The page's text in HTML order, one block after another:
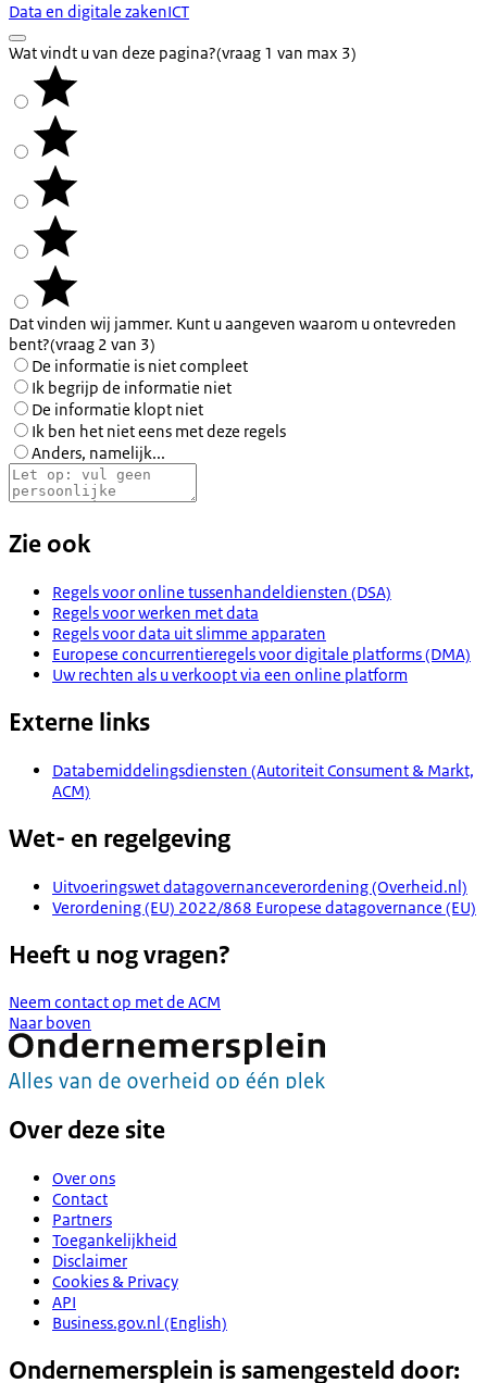
Data en digitale zakenICT
Wat vindt u van deze pagina?(vraag 1 van max 3)
Dat vinden wij jammer. Kunt u aangeven waarom u ontevreden
bent?(vraag 2 van 3)
De informatie is niet compleet
Ik begrijp de informatie niet
De informatie klopt niet
Ik ben het niet eens met deze regels
Anders, namelijk...
Zie ook
Regels voor online tussenhandeldiensten (DSA)
Regels voor werken met data
Regels voor data uit slimme apparaten
Europese concurrentieregels voor digitale platforms (DMA)
Uw rechten als u verkoopt via een online platform
Externe links
Databemiddelingsdiensten (Autoriteit Consument & Markt,
ACM)
Wet- en regelgeving
Uitvoeringswet datagovernanceverordening (Overheid.nl)
Verordening (EU) 2022/868 Europese datagovernance (EU)
Heeft u nog vragen?
Neem contact op met de ACM
Naar boven
Over deze site
Over ons
Contact
Partners
Toegankelijkheid
Disclaimer
Cookies & Privacy
API
Business.gov.nl (English)
Ondernemersplein is samengesteld door: